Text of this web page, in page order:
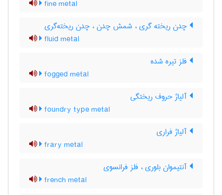
fine metal
چدن ریخته گری ، شمش چدن ، چدن ریخته‌گری
fluid metal
فلز تیره شده
fogged metal
آلیاژ حروف ریختگی
foundry type metal
آلیاژ فراری
frary metal
آنتیموان بلوری ، فلز فرانسوی
french metal